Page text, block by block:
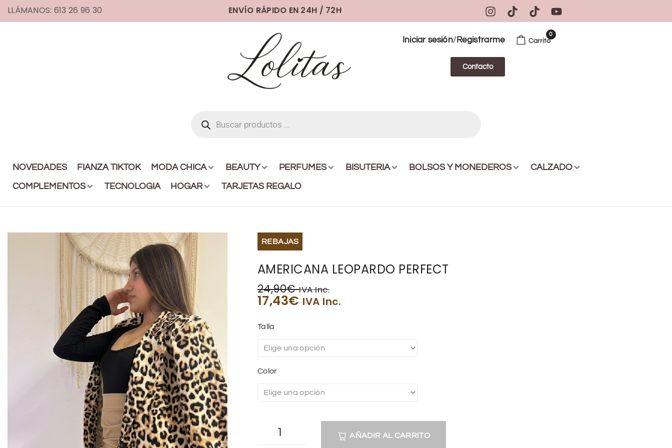
LLÁMANOS: 613 26 96 30 ENVÍO RÁPIDO EN 24H / 72H
Iniciar sesión/ Registrarme
Contacto
Carrito
0
NOVEDADES FIANZA TIKTOK MODA CHICA BEAUTY PERFUMES BISUTERIA BOLSOS Y MONEDEROS
CALZADO
COMPLEMENTOS
TECNOLOGIA HOGAR TARJETAS REGALO
REBAJAS
AMERICANA LEOPARDO PERFECT
24,90€ IVA Inc.
17,43€ IVA Inc.
Talla
Color
AÑADIR AL CARRITO